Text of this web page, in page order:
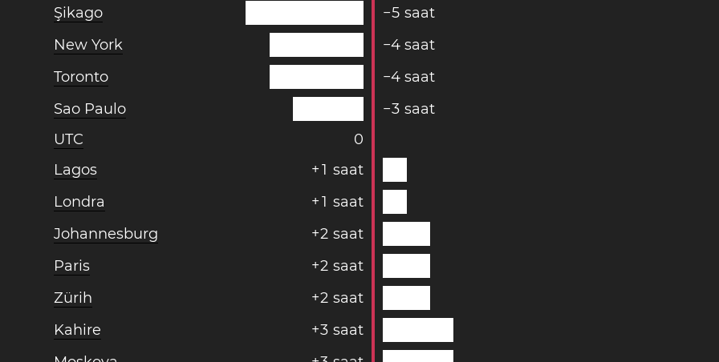
Şikago
−5 saat
New York
−4 saat
Toronto
−4 saat
Sao Paulo
−3 saat
UTC
0
Lagos
+1 saat
Londra
+1 saat
Johannesburg
+2 saat
Paris
+2 saat
Zürih
+2 saat
Kahire
+3 saat